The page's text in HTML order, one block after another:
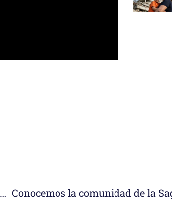
Celebramos el día de la Vida Consagrada. 3 razones por las que ser Misionera de Nazaret Conocemos la comunidad de la